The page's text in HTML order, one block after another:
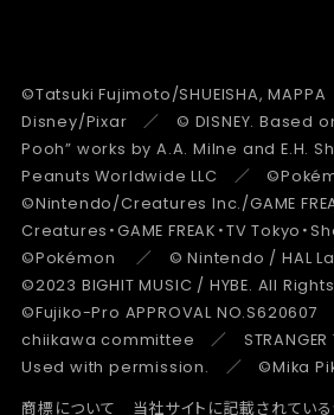
©Tatsuki Fujimoto/SHUEISHA,
Disney/Pixar ／ © DISNEY. Based
Pooh” works by A.A. Milne and
Peanuts Worldwide LLC ／
©Nintendo/Creatures Inc./GAME
Creatures・GAME FREAK・TV Tokyo・
©Pokémon ／ © Nintendo / HAL
©2023 BIGHIT MUSIC / HYBE. All
©Fujiko-Pro APPROVAL
chiikawa committee ／ STRANGER
Used with permission. ／ ©Mika
商標について 当社サイトに記載されている